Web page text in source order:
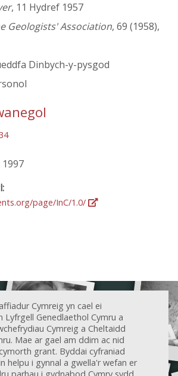
, 11 Hydref 1957
Geologists' Association, 69 (1958),
Dinbych-y-pysgod
1997
page/InC/1.0/
Cymreig yn cael ei
Lyfrgell Genedlaethol Cymru a
Cymreig a Cheltaidd
Mae ar gael am ddim ac nid
grant. Byddai cyfraniad
helpu i gynnal a gwella'r wefan er
parhau i gydnabod Cymry sydd